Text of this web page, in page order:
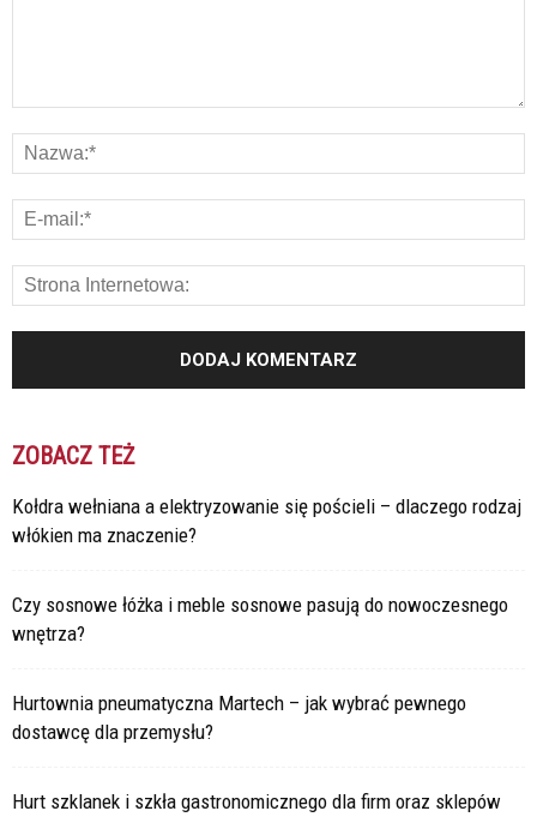
ZOBACZ TEŻ
Kołdra wełniana a elektryzowanie się pościeli – dlaczego rodzaj
włókien ma znaczenie?
Czy sosnowe łóżka i meble sosnowe pasują do nowoczesnego
wnętrza?
Hurtownia pneumatyczna Martech – jak wybrać pewnego
dostawcę dla przemysłu?
Hurt szklanek i szkła gastronomicznego dla firm oraz sklepów